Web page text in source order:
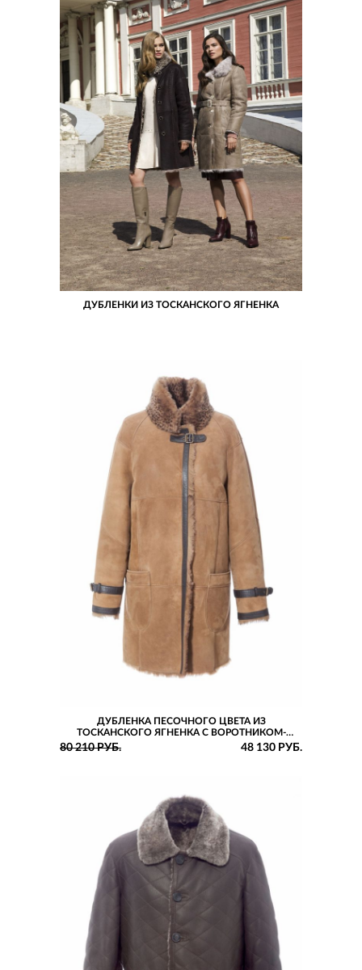
ДУБЛЕНКИ ИЗ ТОСКАНСКОГО ЯГНЕНКА
ДУБЛЕНКА ПЕСОЧНОГО ЦВЕТА ИЗ
ТОСКАНСКОГО ЯГНЕНКА С ВОРОТНИКОМ-
СТОЙКОЙ И РУКАВАМИ РЕГЛАН
80 210 РУБ. 48 130 РУБ.